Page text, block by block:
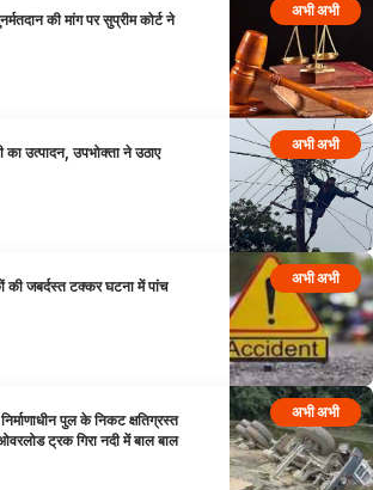
अभी अभी
की मांग पर सुप्रीम कोर्ट ने
अभी अभी
का उत्पादन, उपभोक्ता ने उठाए
अभी अभी
की जबर्दस्त टक्कर घटना में पांच
अभी अभी
पुल के निकट क्षतिग्रस्त
ट्रक गिरा नदी में बाल बाल